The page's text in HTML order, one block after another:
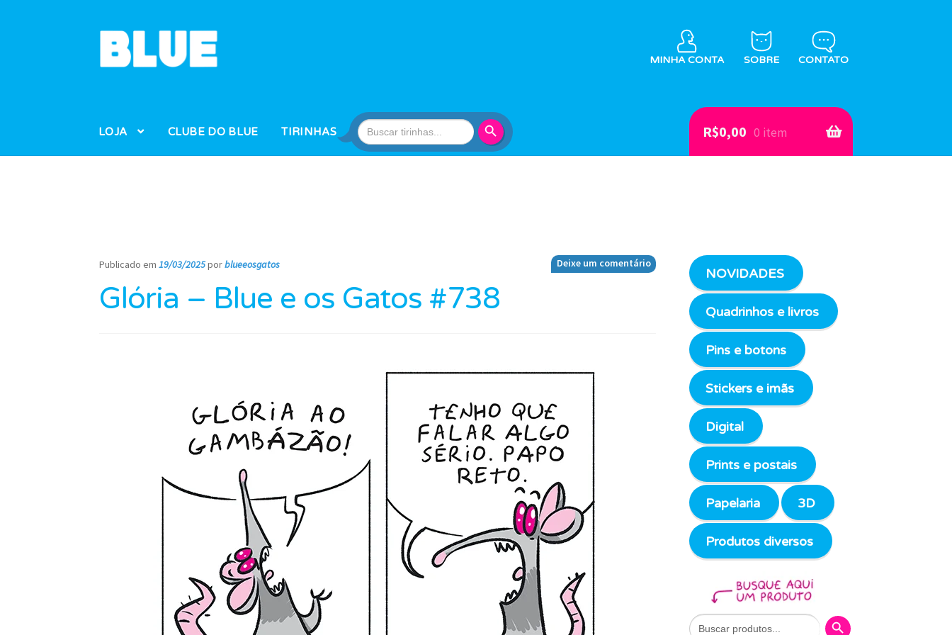
Pular
para
Pular
para
MINHA CONTA SOBRE CONTATO
LOJA CLUBE DO BLUE TIRINHAS
Search
for:
R$0,00 0 item
Publicado em19/03/2025porblueeosgatos Deixe um comentário
Glória – Blue e os Gatos #738
NOVIDADES
Quadrinhos e livros
Pins e botons
Stickers e imãs
Digital
Prints e postais
Papelaria 3D
Produtos diversos
Search
for:
Search Button